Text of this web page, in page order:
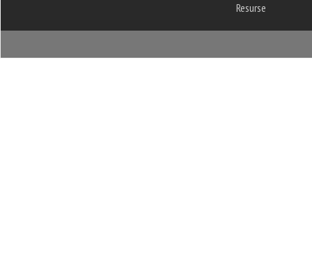
Resurse